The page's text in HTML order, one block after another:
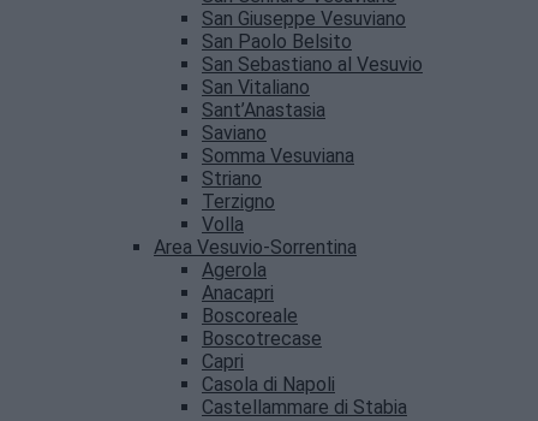
San Giuseppe Vesuviano
San Paolo Belsito
San Sebastiano al Vesuvio
San Vitaliano
Sant’Anastasia
Saviano
Somma Vesuviana
Striano
Terzigno
Volla
Area Vesuvio-Sorrentina
Agerola
Anacapri
Boscoreale
Boscotrecase
Capri
Casola di Napoli
Castellammare di Stabia